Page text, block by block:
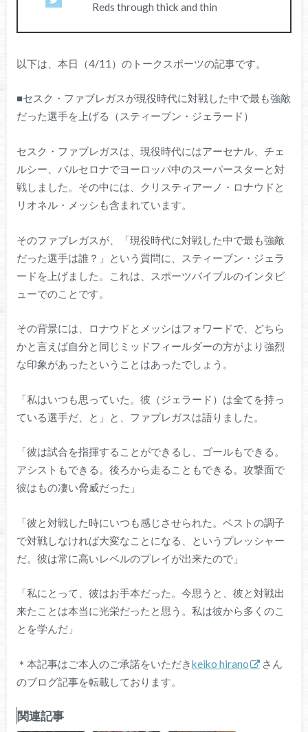
Reds through thick and thin
以下は、本日（4/11）のトークスポーツの記事です。
■セスク・ファブレガスが現役時代に対戦した中で最も強敵
だった選手を上げる（スティーブン・ジェラード）
セスク・ファブレガスは、現役時代にはアーセナル、チェ
ルシー、バルセロナでヨーロッパ中のスーパースターと対
戦しました。その中には、クリスティアーノ・ロナウドと
リオネル・メッシも含まれています。
そのファブレガスが、「現役時代に対戦した中で最も強敵
だった選手は誰？」という質問に、スティーブン・ジェラ
ードを上げました。これは、スポーツバイブルのインタビ
ューでのことです。
その背景には、ロナウドとメッシはフォワードで、どちら
かと言えば自分と同じミッドフィールダーの方がより強烈
な印象があったということはあったでしょう。
「私はいつも思っていた。彼（ジェラード）は全てを持っ
ている選手だ、と」と、ファブレガスは語りました。
「彼は試合を指揮することができるし、ゴールもできる。
アシストもできる。後ろから走ることもできる。攻撃面で
彼はもの凄い脅威だった」
「彼と対戦した時にいつも感じさせられた。ベストの調子
で対戦しなければ大変なことになる、というプレッシャー
だ。彼は常に高いレベルのプレイが出来たので」
「私にとって、彼はお手本だった。今思うと、彼と対戦出
来たことは本当に光栄だったと思う。私は彼から多くのこ
とを学んだ」
＊本記事はご本人のご承諾をいただきkeiko hirano
さん
のブログ記事を転載しております。
関連記事